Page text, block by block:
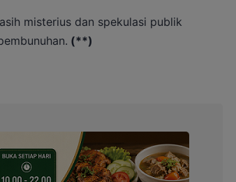
misterius dan spekulasi publik
(**)